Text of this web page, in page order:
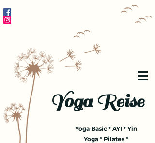
Yoga Reise
Yoga Basic * AYI * Yin
Yoga * Pilates *